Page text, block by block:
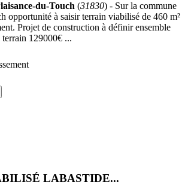
du-Touch (31830) - Sur la commune
opportunité à saisir terrain viabilisé de 460 m²
Projet de construction à définir ensemble
129000€ ...
LABASTIDE...